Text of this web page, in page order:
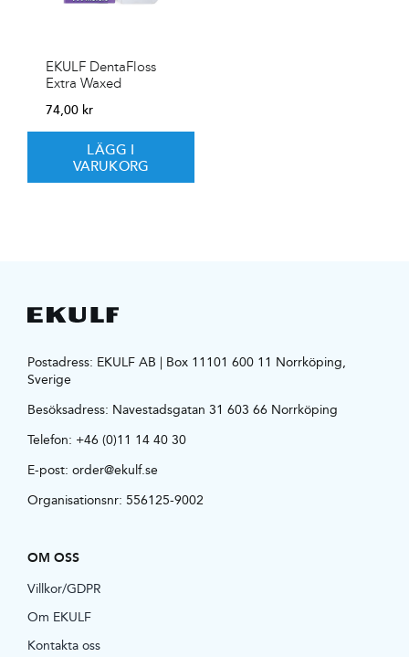
EKULF DentaFloss
Extra Waxed
74,00 kr
LÄGG I
VARUKORG
Postadress: EKULF AB | Box 11101 600 11 Norrköping,
Sverige
Besöksadress: Navestadsgatan 31 603 66 Norrköping
Telefon: +46 (0)11 14 40 30
E-post: order@ekulf.se
Organisationsnr: 556125-9002
OM OSS
Villkor/GDPR
Om EKULF
Kontakta oss